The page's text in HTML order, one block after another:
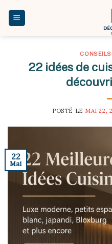
22 idées de
POSTÉ LE MAI 22,
22
Mai